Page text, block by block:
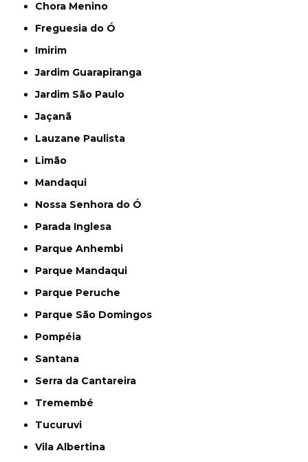
Chora Menino
Freguesia do Ó
Imirim
Jardim Guarapiranga
Jardim São Paulo
Jaçanã
Lauzane Paulista
Limão
Mandaqui
Nossa Senhora do Ó
Parada Inglesa
Parque Anhembi
Parque Mandaqui
Parque Peruche
Parque São Domingos
Pompéia
Santana
Serra da Cantareira
Tremembé
Tucuruvi
Vila Albertina